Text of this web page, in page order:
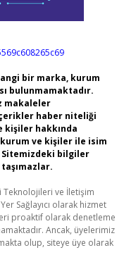
bir marka, kurum
bulunmamaktadır.
makaleler
haber niteliği
kişiler hakkında
kurum ve kişiler ile isim
bilgiler
Teknolojileri ve İletişim
Sağlayıcı olarak hizmet
proaktif olarak denetleme
Ancak, üyelerimiz
olup, siteye üye olarak